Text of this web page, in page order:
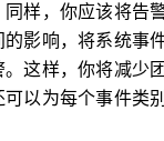
样，你应该将告
影响，将系统事
这样，你将减少
以为每个事件类